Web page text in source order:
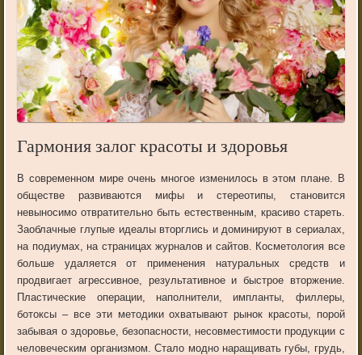
Гармония залог красоты и здоровья
В современном мире очень многое изменилось в этом плане. В
обществе развиваются мифы и стереотипы, становится
невыносимо отвратительно быть естественным, красиво стареть.
Заоблачные глупые идеалы вторглись и доминируют в сериалах,
на подиумах, на страницах журналов и сайтов. Косметология все
больше удаляется от применения натуральных средств и
продвигает агрессивное, результативное и быстрое вторжение.
Пластические операции, наполнители, импланты, филлеры,
ботоксы – все эти методики охватывают рынок красоты, порой
забывая о здоровье, безопасности, несовместимости продукции с
человеческим организмом. Стало модно наращивать губы, грудь,